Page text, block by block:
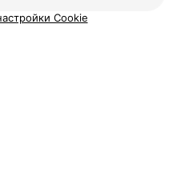
компанию
Cookie